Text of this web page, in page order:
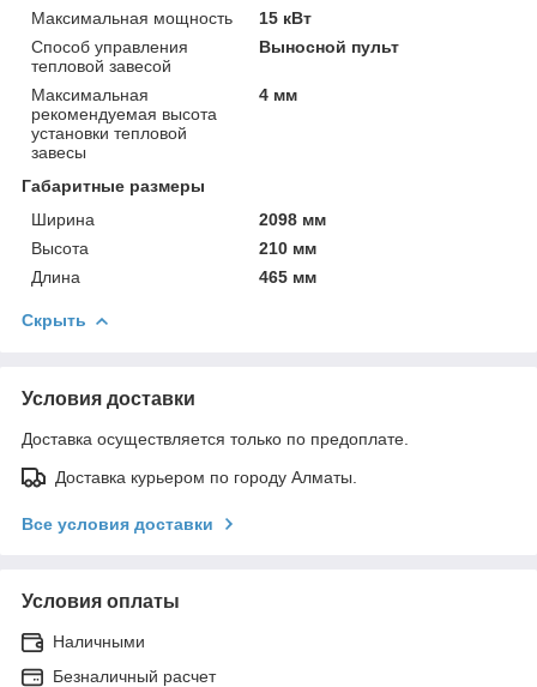
Максимальная мощность
15 кВт
Способ управления
тепловой завесой
Выносной пульт
Максимальная
рекомендуемая высота
установки тепловой
завесы
4 мм
Габаритные размеры
Ширина
2098 мм
Высота
210 мм
Длина
465 мм
Скрыть
Условия доставки
Доставка осуществляется только по предоплате.
Доставка курьером по городу Алматы.
Все условия доставки
Условия оплаты
Наличными
Безналичный расчет